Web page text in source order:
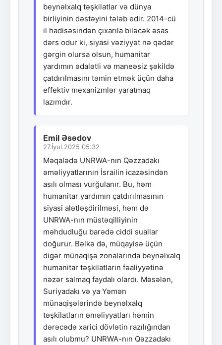
beynəlxalq təşkilatlar və dünya
birliyinin dəstəyini tələb edir. 2014-cü
il hadisəsindən çıxarıla biləcək əsas
dərs odur ki, siyasi vəziyyət nə qədər
gərgin olursa olsun, humanitar
yardımın ədalətli və maneəsiz şəkildə
çatdırılmasını təmin etmək üçün daha
effektiv mexanizmlər yaratmaq
lazımdır.
Emil Əsədov
27.İyul.2025 05:32
Məqalədə UNRWA-nın Qəzzadakı
əməliyyatlarının İsrailin icazəsindən
asılı olması vurğulanır. Bu, həm
humanitar yardımın çatdırılmasının
siyasi alətləşdirilməsi, həm də
UNRWA-nın müstəqilliyinin
məhdudluğu barədə ciddi suallar
doğurur. Bəlkə də, müqayisə üçün
digər münaqişə zonalarında beynəlxalq
humanitar təşkilatların fəaliyyətinə
nəzər salmaq faydalı olardı. Məsələn,
Suriyadakı və ya Yəmən
münaqişələrində beynəlxalq
təşkilatların əməliyyatları həmin
dərəcədə xarici dövlətin razılığından
asılı olubmu? UNRWA-nın Qəzzadakı